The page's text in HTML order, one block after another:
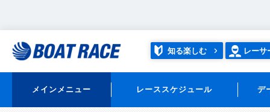
知る楽しむ レーサ
メインメニュー レーススケジュール デ